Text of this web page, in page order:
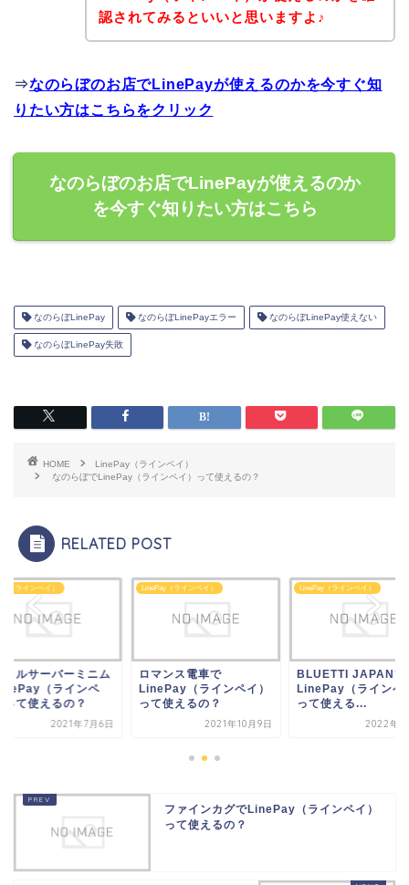
認されてみるといいと思いますよ♪
⇒なのらぼのお店でLinePayが使えるのかを今すぐ知
りたい方はこちらをクリック
なのらぼのお店でLinePayが使えるのか
を今すぐ知りたい方はこちら
なのらぼLinePay なのらぼLinePayエラー なのらぼLinePay使えない
なのらぼLinePay失敗
HOME
LinePay（ラインペイ）
なのらぼでLinePay（ラインペイ）って使えるの？
RELATED POST
（ラインペイ）
ンス電車で
（ラインペイ）
使えるの？
2021年10月9日
LinePay（ラインペイ）
BLUETTI JAPANで
LinePay（ラインペイ）
って使える...
2022年3月7日
LinePay（ラインペイ）
レンタルサーバーミ
でLinePay（ライン
イ）って使えるの？
2021年7
ファインカグでLinePay（ラインペイ）
って使えるの？